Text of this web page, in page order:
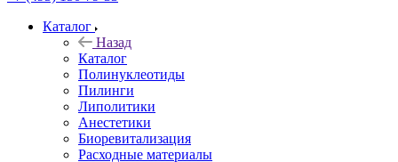
Каталог
Назад
Каталог
Полинуклеотиды
Пилинги
Липолитики
Анестетики
Биоревитализация
Расходные материалы